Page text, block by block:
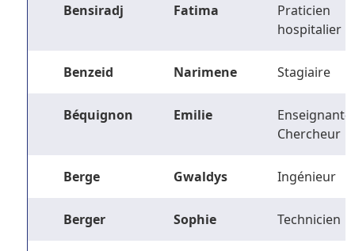
Bensiradj Fatima
Praticien
hospitalier
Benzeid Narimene Stagiaire
Béquignon Emilie
Enseignant-
Chercheur
Berge Gwaldys Ingénieur
Berger Sophie Technicien